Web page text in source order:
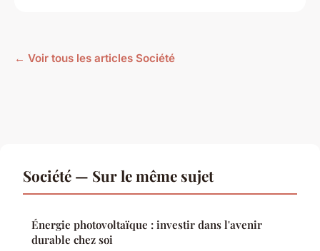
← Voir tous les articles Société
Société — Sur le même sujet
Énergie photovoltaïque : investir dans l'avenir
durable chez soi